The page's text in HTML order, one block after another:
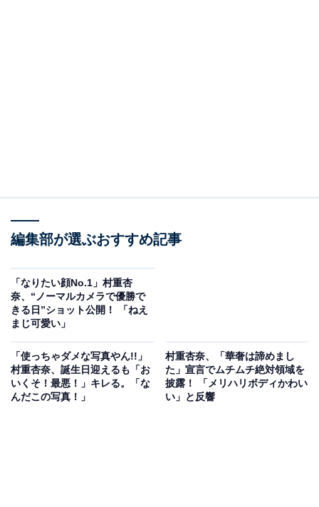
編集部が選ぶおすすめ記事
「なりたい顔No.1」村重杏
奈、“ノーマルカメラで優勝で
きる日”ショット公開！ 「ねえ
まじ可愛い」
「使っちゃダメな写真やん!!」
村重杏奈、誕生日迎えるも「お
いくそ！最悪！」キレる。「な
んだこの写真！」
村重杏奈、「華奢は諦めまし
た」宣言でムチムチ絶対領域を
披露！ 「メリハリボディかわい
い」と反響